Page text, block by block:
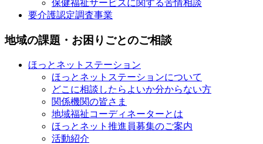
保健福祉サービスに関する苦情相談
要介護認定調査事業
地域の課題・お困りごとのご相談
ほっとネットステーション
ほっとネットステーションについて
どこに相談したらよいか分からない方
関係機関の皆さま
地域福祉コーディネーターとは
ほっとネット推進員募集のご案内
活動紹介